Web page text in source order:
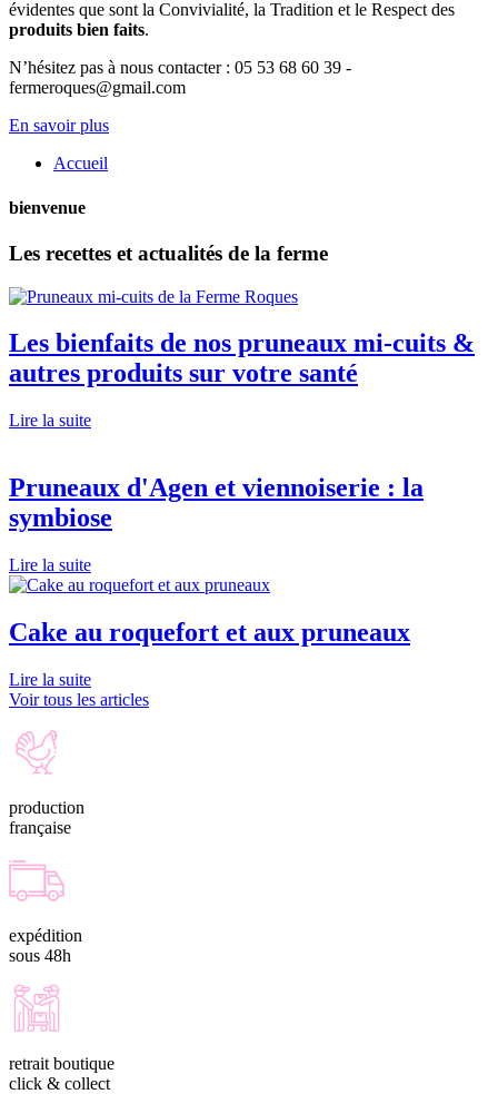
évidentes que sont la Convivialité, la Tradition et le Respect des
produits bien faits.
N’hésitez pas à nous contacter : 05 53 68 60 39 -
fermeroques@gmail.com
En savoir plus
Accueil
bienvenue
Les recettes et actualités de la ferme
Les bienfaits de nos pruneaux mi-cuits &
autres produits sur votre santé
Lire la suite
Pruneaux d'Agen et viennoiserie : la
symbiose
Lire la suite
Cake au roquefort et aux pruneaux
Lire la suite
Voir tous les articles
production
française
expédition
sous 48h
retrait boutique
click & collect